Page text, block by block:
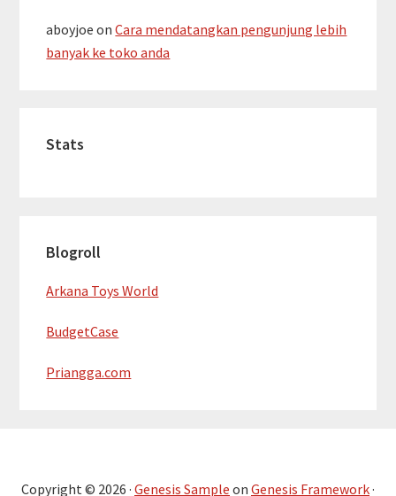
aboyjoe onCara mendatangkan pengunjung lebih
banyak ke toko anda
Stats
Blogroll
Arkana Toys World
BudgetCase
Priangga.com
Copyright © 2026 · Genesis Sample on Genesis Framework·